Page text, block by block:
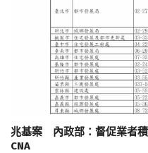
兆基案 內政部：督促業者
CNA